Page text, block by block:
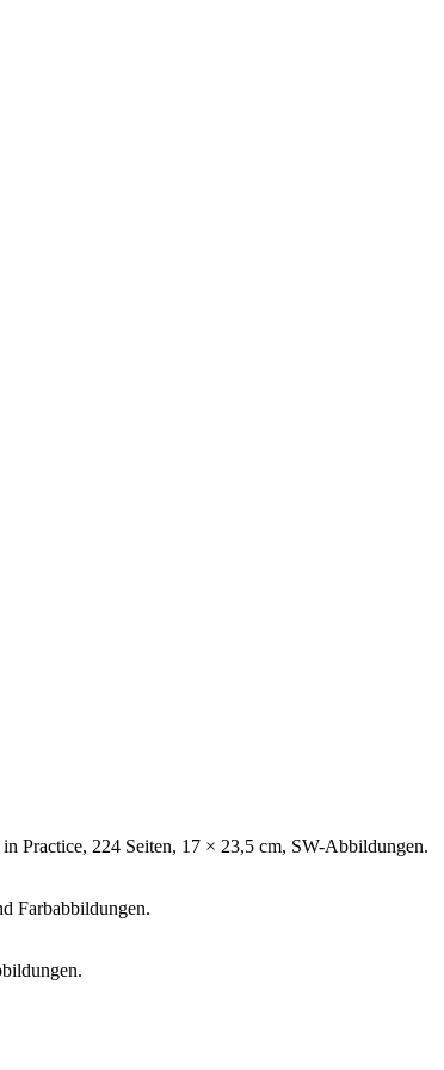
Practice, 224 Seiten, 17 × 23,5 cm, SW-Abbildungen.
Farbabbildungen.